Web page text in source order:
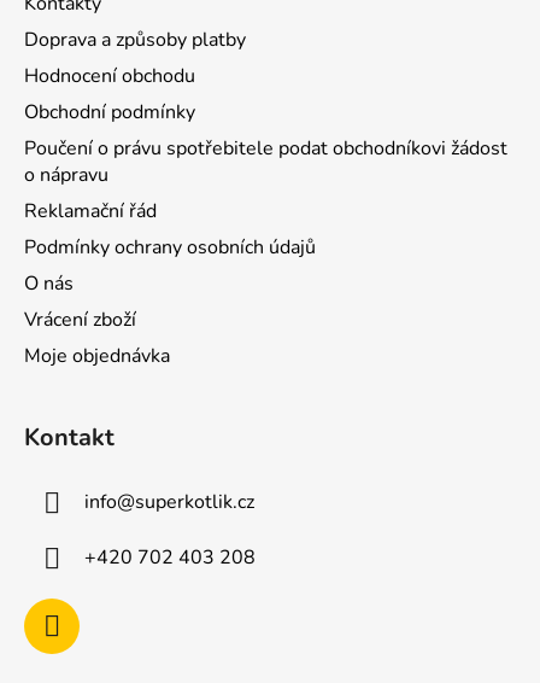
Doprava a způsoby platby
Hodnocení obchodu
Obchodní podmínky
Poučení o právu spotřebitele podat obchodníkovi žádost
o nápravu
Reklamační řád
Podmínky ochrany osobních údajů
O nás
Vrácení zboží
Moje objednávka
Kontakt
info@superkotlik.cz
+420 702 403 208